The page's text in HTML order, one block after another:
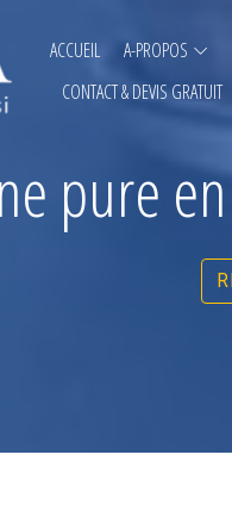
ACCUEIL A-PROPOS
CONTACT & DEVIS GRATUIT
pure